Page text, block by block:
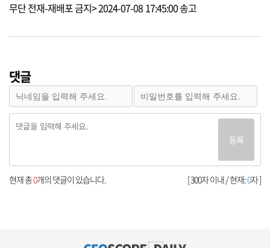
무단 전재-재배포 금지> 2024-07-08 17:45:00 송고
댓글
등록
[ 300자 이내 / 현재:0자 ]
현재 총0개의 댓글이 있습니다.